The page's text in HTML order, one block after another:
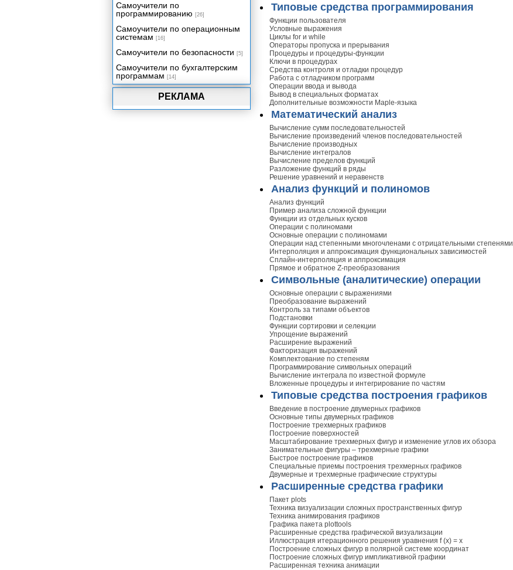
Типовые средства программирования
Функции пользователя
Условные выражения
Циклы for и while
Операторы пропуска и прерывания
Процедуры и процедуры-функции
Ключи в процедурах
Средства контроля и отладки процедур
Работа с отладчиком программ
Операции ввода и вывода
Вывод в специальных форматах
Дополнительные возможности Maple-языка
Математический анализ
Вычисление сумм последовательностей
Вычисление произведений членов последовательностей
Вычисление производных
Вычисление интегралов
Вычисление пределов функций
Разложение функций в ряды
Решение уравнений и неравенств
Анализ функций и полиномов
Анализ функций
Пример анализа сложной функции
Функции из отдельных кусков
Операции с полиномами
Основные операции с полиномами
Операции над степенными многочленами с отрицательными степенями
Интерполяция и аппроксимация функциональных зависимостей
Сплайн-интерполяция и аппроксимация
Прямое и обратное Z-преобразования
Символьные (аналитические) операции
Основные операции с выражениями
Преобразование выражений
Контроль за типами объектов
Подстановки
Функции сортировки и селекции
Упрощение выражений
Расширение выражений
Факторизация выражений
Комплектование по степеням
Программирование символьных операций
Вычисление интеграла по известной формуле
Вложенные процедуры и интегрирование по частям
Типовые средства построения графиков
Введение в построение двумерных графиков
Основные типы двумерных графиков
Построение трехмерных графиков
Построение поверхностей
Масштабирование трехмерных фигур и изменение углов их обзора
Занимательные фигуры – трехмерные графики
Быстрое построение графиков
Специальные приемы построения трехмерных графиков
Двумерные и трехмерные графические структуры
Расширенные средства графики
Пакет plots
Техника визуализации сложных пространственных фигур
Техника анимирования графиков
Графика пакета plottools
Расширенные средства графической визуализации
Иллюстрация итерационного решения уравнения f (х) = х
Построение сложных фигур в полярной системе координат
Построение сложных фигур импликативной графики
Расширенная техника анимации
РЕКЛАМА
Самоучители по
программированию [26]
Самоучители по операционным
системам [16]
Самоучители по безопасности [5]
Самоучители по бухгалтерским
программам [14]